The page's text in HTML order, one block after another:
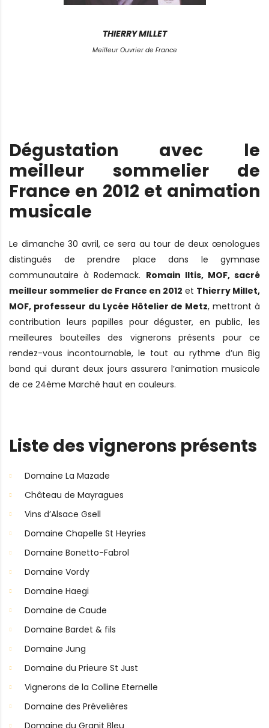
THIERRY MILLET
Meilleur Ouvrier de France
Dégustation avec le
meilleur sommelier de
France en 2012 et animation
musicale
Le dimanche 30 avril, ce sera au tour de deux œnologues
distingués de prendre place dans le gymnase
communautaire à Rodemack. Romain Iltis, MOF, sacré
meilleur sommelier de France en 2012 et Thierry Millet,
MOF, professeur du Lycée Hôtelier de Metz, mettront à
contribution leurs papilles pour déguster, en public, les
meilleures bouteilles des vignerons présents pour ce
rendez-vous incontournable, le tout au rythme d’un Big
band qui durant deux jours assurera l’animation musicale
de ce 24ème Marché haut en couleurs.
Liste des vignerons présents
Domaine La Mazade
Château de Mayragues
Vins d’Alsace Gsell
Domaine Chapelle St Heyries
Domaine Bonetto-Fabrol
Domaine Vordy
Domaine Haegi
Domaine de Caude
Domaine Bardet & fils
Domaine Jung
Domaine du Prieure St Just
Vignerons de la Colline Eternelle
Domaine des Prévelières
Domaine du Granit Bleu